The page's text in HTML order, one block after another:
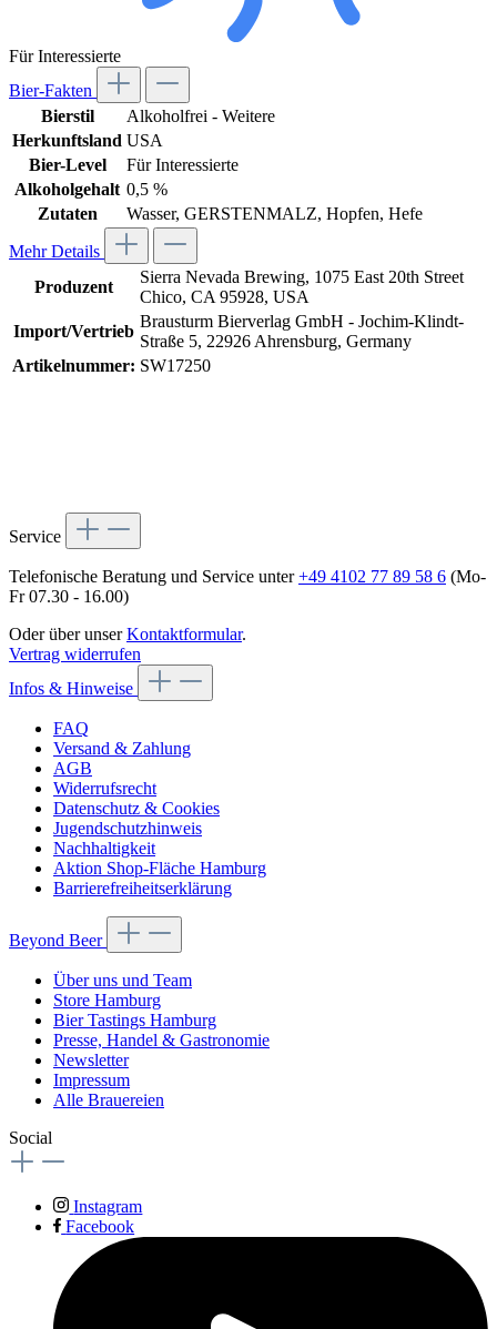
Für Interessierte
Bier-Fakten
Bierstil
Alkoholfrei - Weitere
Herkunftsland USA
Bier-Level
Für Interessierte
Alkoholgehalt 0,5 %
Zutaten
Wasser, GERSTENMALZ, Hopfen, Hefe
Mehr Details
Produzent
Sierra Nevada Brewing, 1075 East 20th Street
Chico, CA 95928, USA
Import/Vertrieb
Brausturm Bierverlag GmbH - Jochim-Klindt-
Straße 5, 22926 Ahrensburg, Germany
Artikelnummer: SW17250
Service
Telefonische Beratung und Service unter+49 4102 77 89 58 6 (Mo-
Fr 07.30 - 16.00)
Oder über unserKontaktformular.
Vertrag widerrufen
Infos & Hinweise
FAQ
Versand & Zahlung
AGB
Widerrufsrecht
Datenschutz & Cookies
Jugendschutzhinweis
Nachhaltigkeit
Aktion Shop-Fläche Hamburg
Barrierefreiheitserklärung
Beyond Beer
Über uns und Team
Store Hamburg
Bier Tastings Hamburg
Presse, Handel & Gastronomie
Newsletter
Impressum
Alle Brauereien
Social
Instagram
Facebook